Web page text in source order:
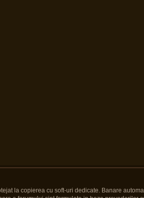
la copierea cu soft-uri dedicate. Banare